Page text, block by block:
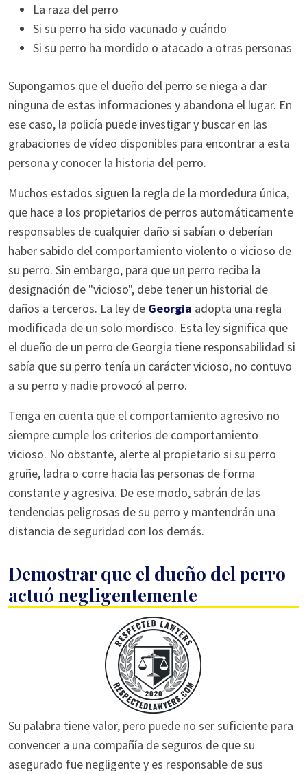
La raza del perro
Si su perro ha sido vacunado y cuándo
Si su perro ha mordido o atacado a otras personas
Supongamos que el dueño del perro se niega a dar
ninguna de estas informaciones y abandona el lugar. En
ese caso, la policía puede investigar y buscar en las
grabaciones de vídeo disponibles para encontrar a esta
persona y conocer la historia del perro.
Muchos estados siguen la regla de la mordedura única,
que hace a los propietarios de perros automáticamente
responsables de cualquier daño si sabían o deberían
haber sabido del comportamiento violento o vicioso de
su perro. Sin embargo, para que un perro reciba la
designación de "vicioso", debe tener un historial de
daños a terceros. La ley de Georgia adopta una regla
modificada de un solo mordisco. Esta ley significa que
el dueño de un perro de Georgia tiene responsabilidad si
sabía que su perro tenía un carácter vicioso, no contuvo
a su perro y nadie provocó al perro.
Tenga en cuenta que el comportamiento agresivo no
siempre cumple los criterios de comportamiento
vicioso. No obstante, alerte al propietario si su perro
gruñe, ladra o corre hacia las personas de forma
constante y agresiva. De ese modo, sabrán de las
tendencias peligrosas de su perro y mantendrán una
distancia de seguridad con los demás.
Demostrar que el dueño del perro
actuó negligentemente
Su palabra tiene valor, pero puede no ser suficiente para
convencer a una compañía de seguros de que su
asegurado fue negligente y es responsable de sus